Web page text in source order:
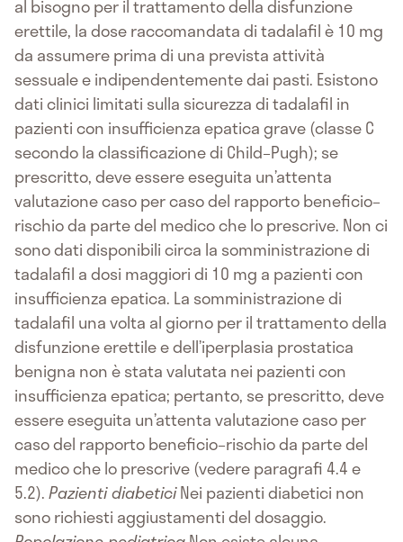
al bisogno per il trattamento della disfunzione
erettile, la dose raccomandata di tadalafil è 10 mg
da assumere prima di una prevista attività
sessuale e indipendentemente dai pasti. Esistono
dati clinici limitati sulla sicurezza di tadalafil in
pazienti con insufficienza epatica grave (classe C
secondo la classificazione di Child–Pugh); se
prescritto, deve essere eseguita un’attenta
valutazione caso per caso del rapporto beneficio–
rischio da parte del medico che lo prescrive. Non ci
sono dati disponibili circa la somministrazione di
tadalafil a dosi maggiori di 10 mg a pazienti con
insufficienza epatica. La somministrazione di
tadalafil una volta al giorno per il trattamento della
disfunzione erettile e dell’iperplasia prostatica
benigna non è stata valutata nei pazienti con
insufficienza epatica; pertanto, se prescritto, deve
essere eseguita un’attenta valutazione caso per
caso del rapporto beneficio–rischio da parte del
medico che lo prescrive (vedere paragrafi 4.4 e
5.2).Pazienti diabeticiNei pazienti diabetici non
sono richiesti aggiustamenti del dosaggio.